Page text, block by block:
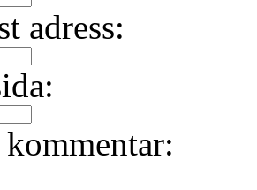
adress: